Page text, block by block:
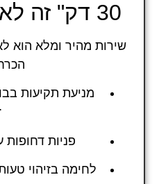
30 דק" זה לא רק סיסמה?
שירות מהיר ומלא הוא
מניעת תקיעות
פניות
לחימה בזיהוי